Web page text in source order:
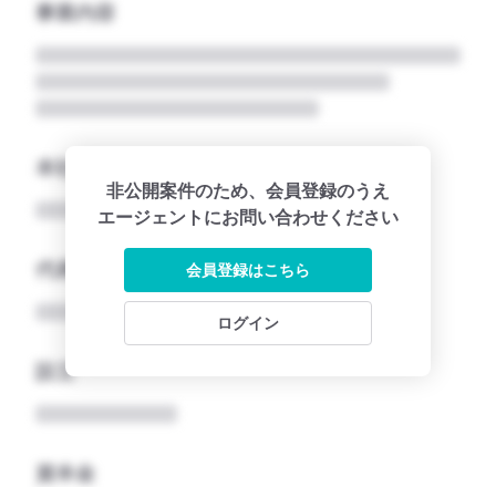
事業内容
本社所在地名
代表者
設立
資本金
非公開案件のため、会員登録のうえ
エージェントにお問い合わせください
会員登録はこちら
ログイン